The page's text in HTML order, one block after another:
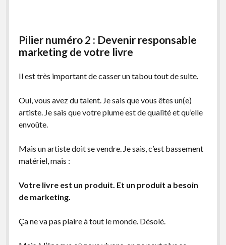
Pilier numéro 2 : Devenir responsable
marketing de votre livre
Il est très important de casser un tabou tout de suite.
Oui, vous avez du talent. Je sais que vous êtes un(e)
artiste. Je sais que votre plume est de qualité et qu’elle
envoûte.
Mais un artiste doit se vendre. Je sais, c’est bassement
matériel, mais :
Votre livre est un produit. Et un produit a besoin
de marketing.
Ça ne va pas plaire à tout le monde. Désolé.